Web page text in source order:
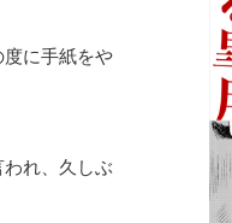
に手紙をや
れ、久しぶ